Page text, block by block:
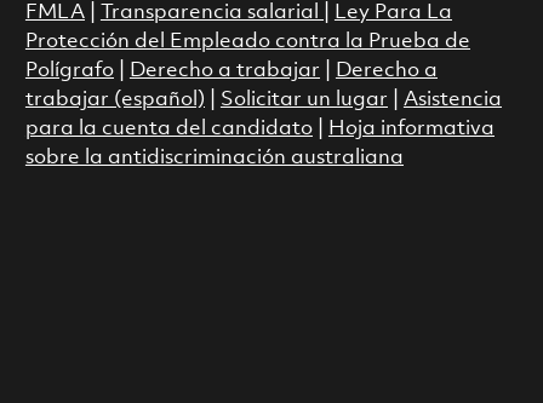
FMLA| Transparencia salarial
Ley Para La
Protección del Empleado contra la Prueba de
Polígrafo| Derecho a trabajar
Derecho a
trabajar (español)
Solicitar un lugar
Asistencia
para la cuenta del candidato|
Hoja informativa
sobre la antidiscriminación australiana